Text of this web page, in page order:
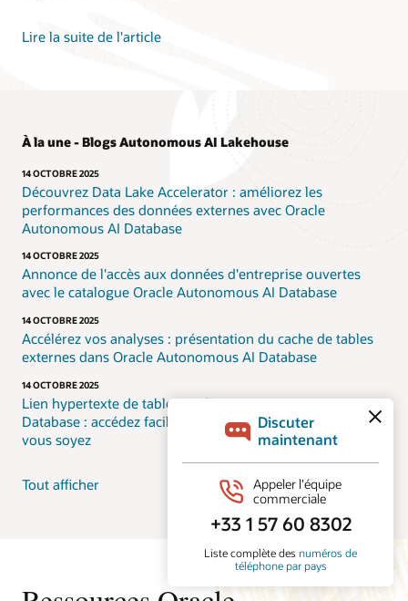
Lire la suite de l'article
À la une - Blogs Autonomous AI Lakehouse
14 OCTOBRE 2025
Découvrez Data Lake Accelerator : améliorez les
performances des données externes avec Oracle
Autonomous AI Database
14 OCTOBRE 2025
Annonce de l'accès aux données d'entreprise ouvertes
avec le catalogue Oracle Autonomous AI Database
14 OCTOBRE 2025
Accélérez vos analyses : présentation du cache de tables
externes dans Oracle Autonomous AI Database
14 OCTOBRE 2025
Lien hypertexte de table Oracle Autonomous AI
Database : accédez facilement à vos données, où que
vous soyez
Tout afficher